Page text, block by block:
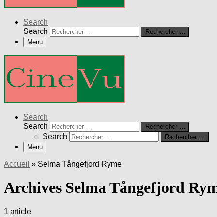
Search
Search
Rechercher …
Menu
Search
Search
Rechercher …
Search
Rechercher …
Menu
Accueil » Selma Tångefjord Ryme
Archives Selma Tångefjord
1 article